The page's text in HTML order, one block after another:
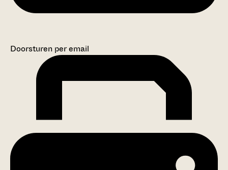
Doorsturen per email